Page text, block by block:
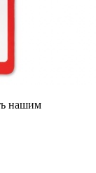
нашим